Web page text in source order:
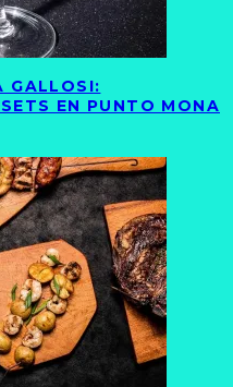
GALLOSI:
EN PUNTO MONA